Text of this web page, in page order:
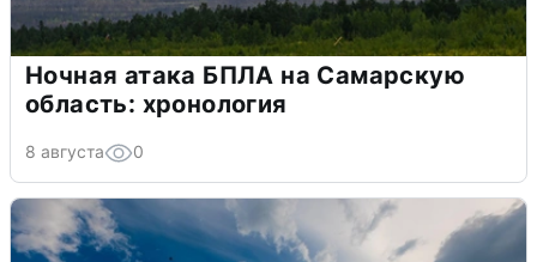
Ночная атака БПЛА на Самарскую
область: хронология
8 августа 0